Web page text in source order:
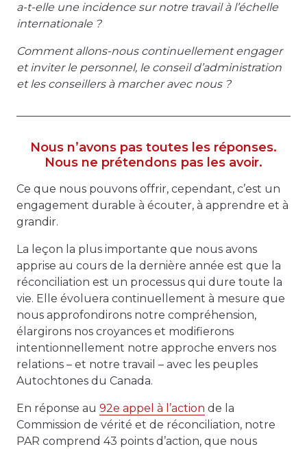
a-t-elle une incidence sur notre travail à l’échelle
internationale ?
Comment allons-nous continuellement engager
et inviter le personnel, le conseil d’administration
et les conseillers à marcher avec nous ?
Nous n’avons pas toutes les réponses.
Nous ne prétendons pas les avoir.
Ce que nous pouvons offrir, cependant, c’est un
engagement durable à écouter, à apprendre et à
grandir.
La leçon la plus importante que nous avons
apprise au cours de la dernière année est que la
réconciliation est un processus qui dure toute la
vie. Elle évoluera continuellement à mesure que
nous approfondirons notre compréhension,
élargirons nos croyances et modifierons
intentionnellement notre approche envers nos
relations – et notre travail – avec les peuples
Autochtones du Canada.
En réponse au 92e appel à l’action de la
Commission de vérité et de réconciliation, notre
PAR comprend 43 points d’action, que nous